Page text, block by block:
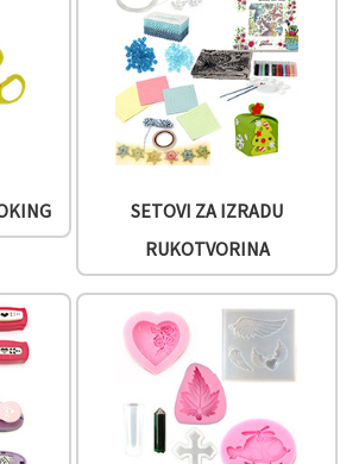
SETOVI ZA IZRADU
RUKOTVORINA